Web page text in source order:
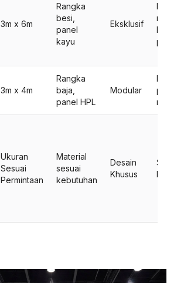
3m x 6m
Rangka
besi,
panel
kayu
Eksklusif
LCD
rak
karpet
3m x 4m
Rangka
baja,
panel HPL
Modular
Display
rak
Ukuran
Sesuai
Permintaan
Material
sesuai
kebutuhan
Desain
Khusus
Sesuai